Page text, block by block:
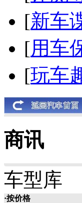
[新车
[用车
[玩车
商讯
车型库
·按价格